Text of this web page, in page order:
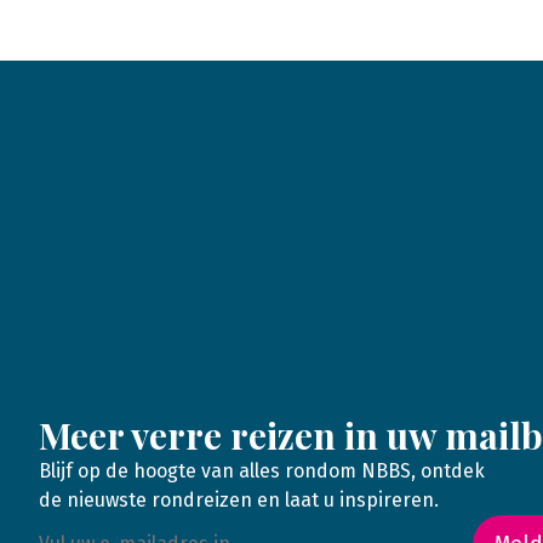
Meer verre reizen in uw
Blijf op de hoogte van alles rondom NBBS, ontdek
de nieuwste rondreizen en laat u inspireren.